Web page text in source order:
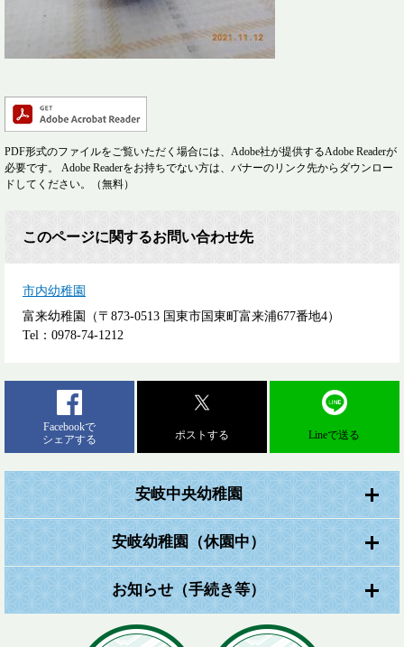
PDF形式のファイルをご覧いただく場合には、Adobe社が提供するAdobe Readerが
必要です。
Adobe Readerをお持ちでない方は、バナーのリンク先からダウンロー
ドしてください。（無料）
このページに関するお問い合わせ先
市内幼稚園
富来幼稚園（〒873-0513 国東市国東町富来浦677番地4）
Tel：0978-74-1212
Facebookで
シェアする
ポストする Lineで送る
安岐中央幼稚園
安岐幼稚園（休園中）
お知らせ（手続き等）